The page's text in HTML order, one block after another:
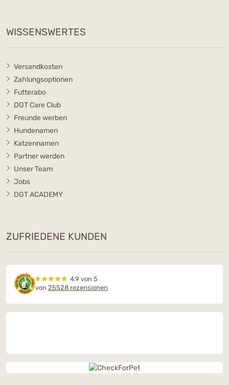
WISSENSWERTES
Versandkosten
Zahlungsoptionen
Futterabo
DGT Care Club
Freunde werben
Hundenamen
Katzennamen
Partner werden
Unser Team
Jobs
DGT ACADEMY
ZUFRIEDENE KUNDEN
4.9 von 5
von 25528 rezensionen